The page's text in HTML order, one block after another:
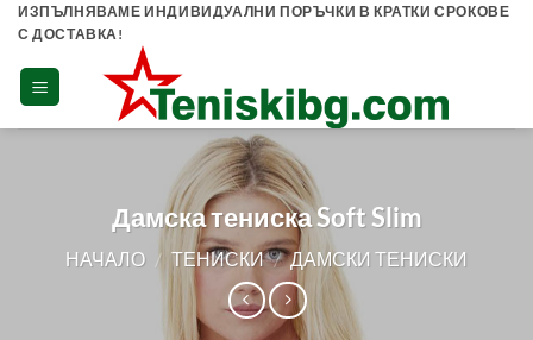
Skip
content
ИЗПЪЛНЯВАМЕ ИНДИВИДУАЛНИ ПОРЪЧКИ В КРАТКИ СРОКОВЕ
С ДОСТАВКА!
Дамска тениска Soft Slim
НАЧАЛО / ТЕНИСКИ / ДАМСКИ ТЕНИСКИ